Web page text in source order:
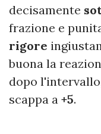
decisamente
frazione e
rigore
buona la
dopo
scappa a +5.